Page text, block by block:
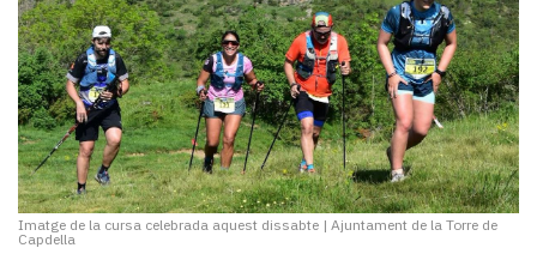
Imatge de la cursa celebrada aquest dissabte | Ajuntament de la Torre de
Capdella